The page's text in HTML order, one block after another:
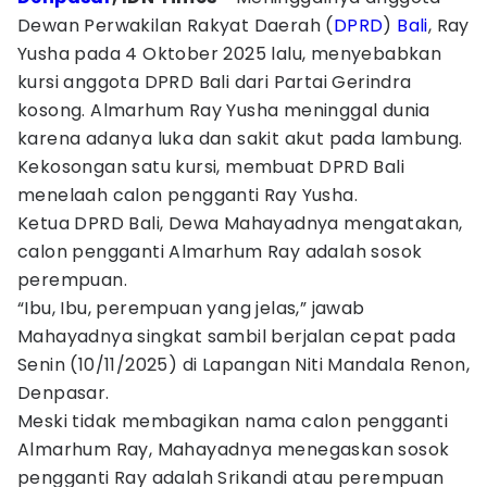
Dewan Perwakilan Rakyat Daerah (DPRD) Bali, Ray
Yusha pada 4 Oktober 2025 lalu, menyebabkan
kursi anggota DPRD Bali dari Partai Gerindra
kosong. Almarhum Ray Yusha meninggal dunia
karena adanya luka dan sakit akut pada lambung.
Kekosongan satu kursi, membuat DPRD Bali
menelaah calon pengganti Ray Yusha.
Ketua DPRD Bali, Dewa Mahayadnya mengatakan,
calon pengganti Almarhum Ray adalah sosok
perempuan.
“Ibu, Ibu, perempuan yang jelas,” jawab
Mahayadnya singkat sambil berjalan cepat pada
Senin (10/11/2025) di Lapangan Niti Mandala Renon,
Denpasar.
Meski tidak membagikan nama calon pengganti
Almarhum Ray, Mahayadnya menegaskan sosok
pengganti Ray adalah Srikandi atau perempuan